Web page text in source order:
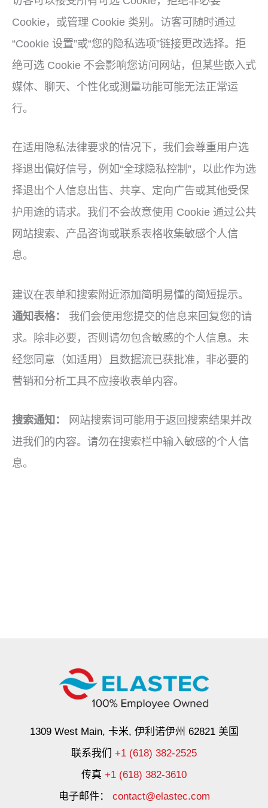
Cookie，或管理 Cookie 类别。访客可随时通过
“Cookie 设置”或“您的隐私选项”链接更改选择。拒
绝可选 Cookie 不会影响您访问网站，但某些嵌入式
媒体、聊天、个性化或测量功能可能无法正常运
行。
在适用隐私法律要求的情况下，我们会尊重用户选
择退出偏好信号，例如“全球隐私控制”，以此作为选
择退出个人信息出售、共享、定向广告或其他受保
护用途的请求。我们不会故意使用 Cookie 通过公共
网站搜索、产品咨询或联系表格收集敏感个人信
息。
建议在表单和搜索附近添加简明易懂的简短提示。
通知表格：
我们会使用您提交的信息来回复您的请
求。除非必要，否则请勿包含敏感的个人信息。未
经您同意（如适用）且数据流已获批准，非必要的
营销和分析工具不应接收表单内容。
搜索通知：
网站搜索词可能用于返回搜索结果并改
进我们的内容。请勿在搜索栏中输入敏感的个人信
息。
1309 West Main, 卡米, 伊利诺伊州 62821 美国
联系我们 +1 (618) 382-2525
传真 +1 (618) 382-3610
电子邮件： contact@elastec.com